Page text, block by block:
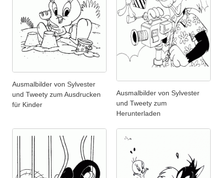
Ausmalbilder von Sylvester
und Tweety zum Ausdrucken
für Kinder
Ausmalbilder von Sylvester
und Tweety zum
Herunterladen